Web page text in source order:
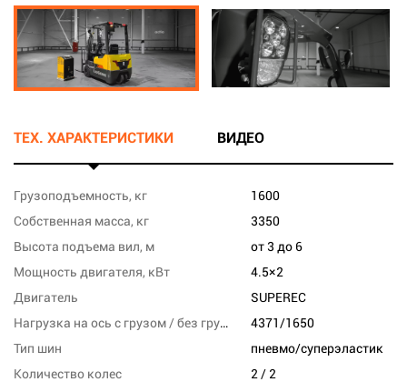
ТЕХ. ХАРАКТЕРИСТИКИ ВИДЕО
Грузоподъемность, кг
1600
Собственная масса, кг
3350
Высота подъема вил, м
от 3 до 6
Мощность двигателя, кВт
4.5×2
Двигатель
SUPEREC
Нагрузка на ось с грузом / без груза, переднюю, кг
4371/1650
Тип шин
пневмо/суперэластик
Количество колес
2 / 2